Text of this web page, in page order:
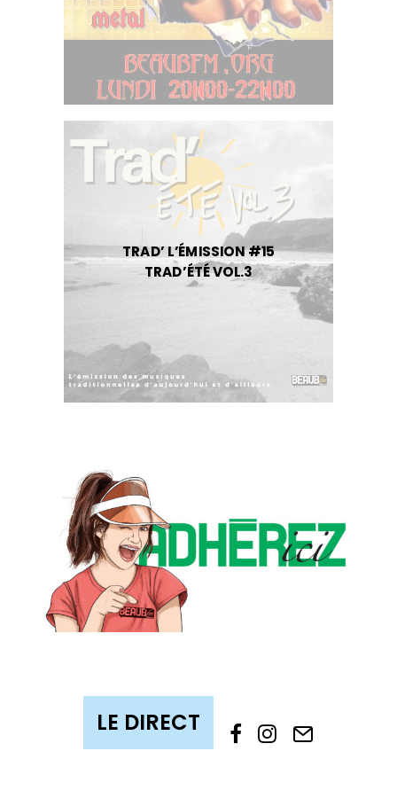
TRAD’ L’ÉMISSION #15
TRAD’ÉTÉ VOL.3